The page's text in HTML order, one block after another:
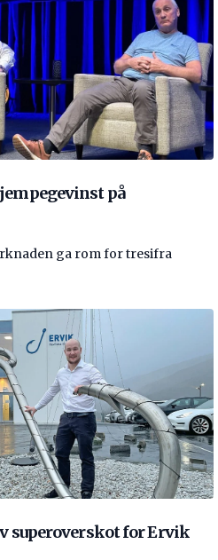
på
ga rom for tresifra
superoverskot for Ervik